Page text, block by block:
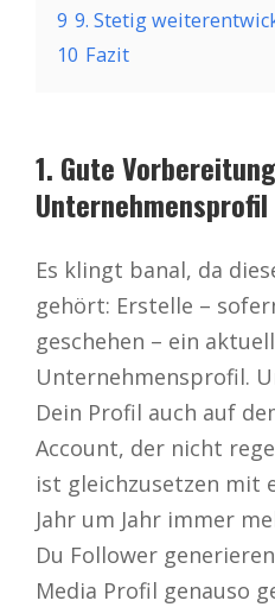
9 9. Stetig
10 Fazit
1. Gute
Unternehmensprofil
Es klingt banal, da
gehört: Erstelle –
geschehen – ein
Unternehmensprofil.
Dein Profil auch auf
Account, der nicht
ist gleichzusetzen mit
Jahr um Jahr immer
Du Follower
Media Profil genauso